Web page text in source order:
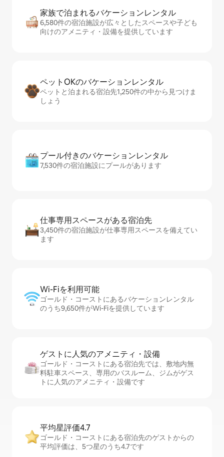
家族で泊まれるバ⁠ケ⁠ー⁠シ⁠ョ⁠ンレ⁠ン⁠タ⁠ル
6,580件の宿泊施設が広々としたスペースや子ども
向けのアメニティ・設備を提供しています
ペットOKのバ⁠ケ⁠ー⁠シ⁠ョ⁠ンレ⁠ン⁠タ⁠ル
ペットと泊まれる宿泊先1,250件の中から見つけま
しょう
プール付きのバ⁠ケ⁠ー⁠シ⁠ョ⁠ンレ⁠ン⁠タ⁠ル
7,530件の宿泊施設にプールがあります
仕事専用ス⁠ペ⁠ー⁠スがあ⁠る宿⁠泊⁠先
3,450件の宿泊施設が仕事専用スペースを備えてい
ます
Wi-Fiを利⁠用⁠可⁠能
ゴールド・コーストにあるバケーションレンタル
のうち9,650件がWi-Fiを提供しています
ゲストに人⁠気⁠のア⁠メ⁠ニ⁠テ⁠ィ・設⁠備
ゴールド・コーストにある宿泊先では、敷地内無
料駐⁠車ス⁠ペ⁠ー⁠ス、専用のバスルーム、ジムがゲス
トに人気のアメニティ・設備です
平均星評価4.7
ゴールド・コーストにある宿泊先のゲストからの
平均評価は、5つ星のうち4.7です